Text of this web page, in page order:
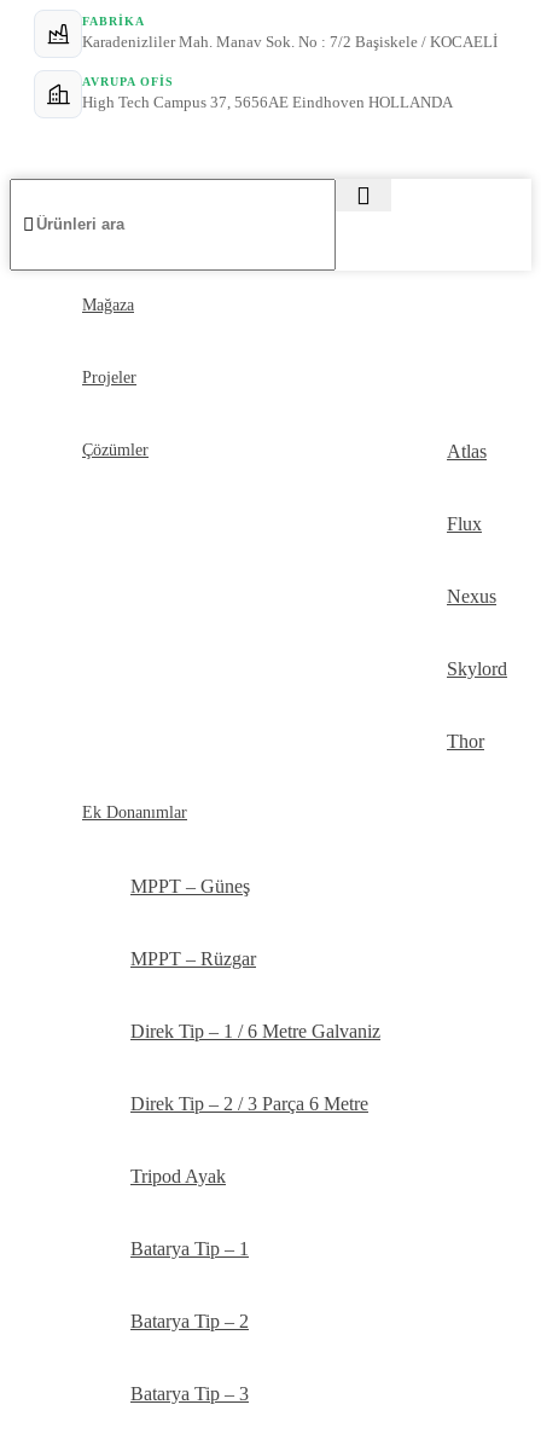
FABRIKA
Karadenizliler Mah. Manav Sok. No : 7/2 Başiskele / KOCAELİ
AVRUPA OFIS
High Tech Campus 37, 5656AE Eindhoven HOLLANDA
Mağaza
Projeler
Çözümler Atlas
Flux
Nexus
Skylord
Thor
Ek Donanımlar
MPPT – Güneş
MPPT – Rüzgar
Direk Tip – 1 / 6 Metre Galvaniz
Direk Tip – 2 / 3 Parça 6 Metre
Tripod Ayak
Batarya Tip – 1
Batarya Tip – 2
Batarya Tip – 3